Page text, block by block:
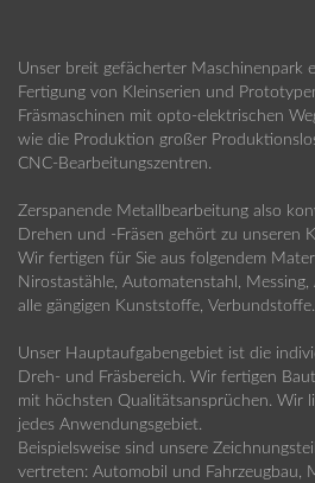
Unser breit gefächerter Maschinenpark
Fertigung von Kleinserien und
Fräsmaschinen mit opto-elektrischen
wie die Produktion großer
CNC-Bearbeitungszentren.
Zerspanende Metallbearbeitung also
Drehen und -Fräsen gehört zu unseren
Wir fertigen für Sie aus folgendem
Nirostastähle, Automatenstahl,
alle gängigen Kunststoffe, Verbundstoffe.
Unser Hauptaufgabengebiet ist die
Dreh- und Fräsbereich. Wir fertigen
mit höchsten Qualitätsansprüchen. Wir
jedes Anwendungsgebiet.
Beispielsweise sind unsere
vertreten: Automobil und Fahrzeugbau,